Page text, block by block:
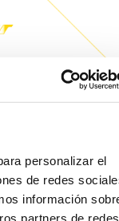
personalizar el
de redes
información
partners de redes